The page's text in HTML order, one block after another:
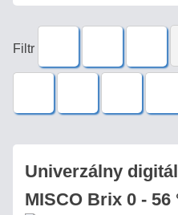
Filtr
Univerzálny
MISCO Brix 0 - 56